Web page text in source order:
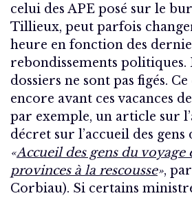
celui des APE posé sur le
Tillieux, peut parfois
heure en fonction des
rebondissements politiques.
dossiers ne sont pas figés.
encore avant ces vacances
par exemple, un article sur
décret sur l’accueil des
«Accueil des gens du voyage
provinces à la rescousse»,
Corbiau). Si certains